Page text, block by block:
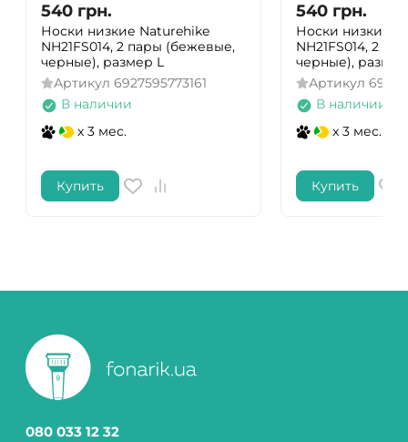
540 грн.
Носки низкие Naturehike
NH21FS014, 2 пары (бежевые,
черные), размер L
Артикул 6927595773161
В наличии
x 3 мес.
Купить
540 грн.
Носки низкие
NH21FS014, 2
черные),
Артикул
В наличии
x 3 мес.
Купить
080 033 12 32